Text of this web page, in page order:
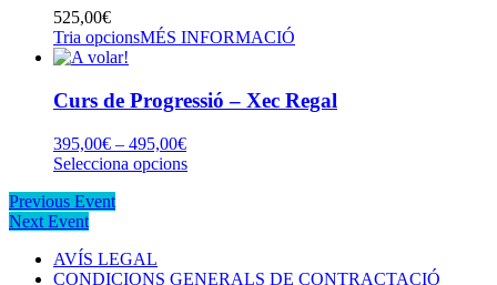
525,00€
Tria opcionsMÉS INFORMACIÓ
Curs de Progressió – Xec Regal
395,00€ – 495,00€Interval
de
Selecciona opcionsAquest
Previous Event
Next Event
AVÍS LEGAL
CONDICIONS GENERALS DE CONTRACTACIÓ